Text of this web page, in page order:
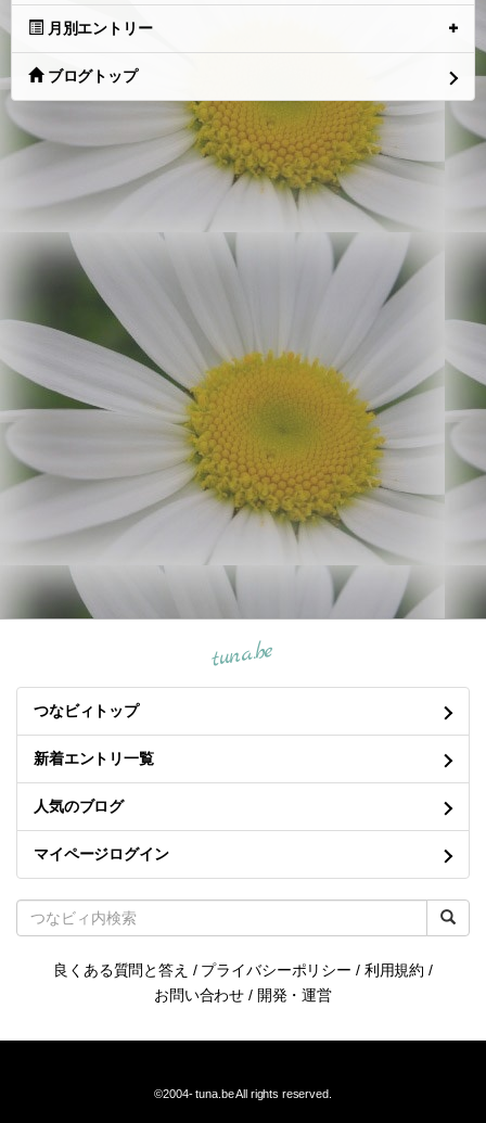
月別エントリー
ブログトップ
tuna.be
つなビィトップ
新着エントリ一覧
人気のブログ
マイページログイン
良くある質問と答え / プライバシーポリシー / 利用規約 /
お問い合わせ / 開発・運営
©2004-tuna.beAll rights reserved.